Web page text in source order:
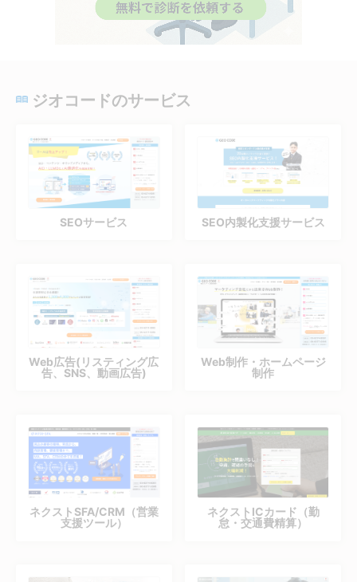
ジオコードのサービス
SEOサービス SEO内製化支援サービス
Web広告(リスティング広
告、SNS、動画広告)
Web制作・ホームページ
制作
ネクストSFA/CRM（営業
支援ツール）
ネクストICカード（勤
怠・交通費精算）